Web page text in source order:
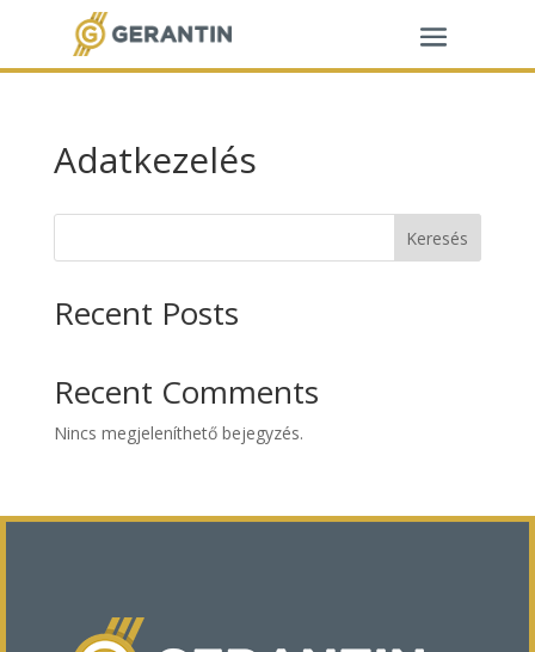
Adatkezelés
Keresés
Recent Posts
Recent Comments
Nincs megjeleníthető bejegyzés.